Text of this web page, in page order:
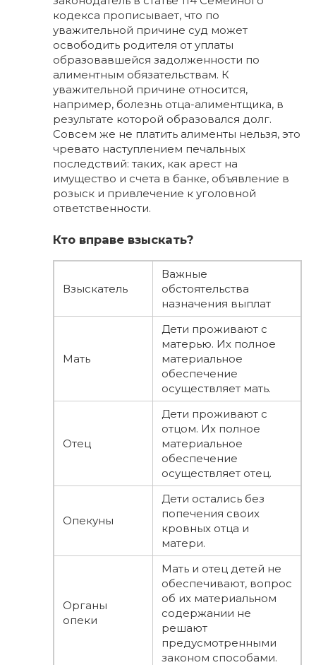
кодекса прописывает, что по
уважительной причине суд может
освободить родителя от уплаты
образовавшейся задолженности по
алиментным обязательствам. К
уважительной причине относится,
например, болезнь отца-алиментщика, в
результате которой образовался долг.
Совсем же не платить алименты нельзя, это
чревато наступлением печальных
последствий: таких, как арест на
имущество и счета в банке, объявление в
розыск и привлечение к уголовной
ответственности.
Кто вправе взыскать?
Взыскатель
Важные
обстоятельства
назначения выплат
Мать
Дети проживают с
матерью. Их полное
материальное
обеспечение
осуществляет мать.
Отец
Дети проживают с
отцом. Их полное
материальное
обеспечение
осуществляет отец.
Опекуны
Дети остались без
попечения своих
кровных отца и
матери.
Органы
опеки
Мать и отец детей не
обеспечивают, вопрос
об их материальном
содержании не
решают
предусмотренными
законом способами.